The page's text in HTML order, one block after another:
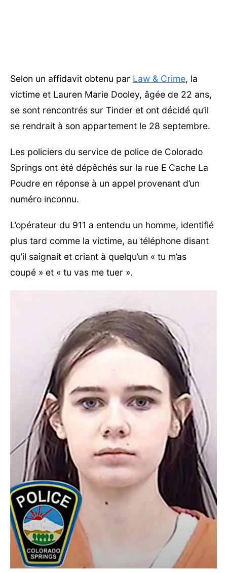
Selon un affidavit obtenu par Law & Crime, la
victime et Lauren Marie Dooley, âgée de 22 ans,
se sont rencontrés sur Tinder et ont décidé qu’il
se rendrait à son appartement le 28 septembre.
Les policiers du service de police de Colorado
Springs ont été dépêchés sur la rue E Cache La
Poudre en réponse à un appel provenant d’un
numéro inconnu.
L’opérateur du 911 a entendu un homme, identifié
plus tard comme la victime, au téléphone disant
qu’il saignait et criant à quelqu’un « tu m’as
coupé » et « tu vas me tuer ».